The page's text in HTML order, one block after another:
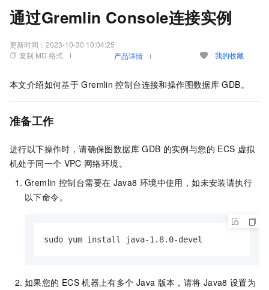
通过Gremlin Console连接实例
更新时间： 2023-10-30 10:04:25
复制 MD 格式
产品详情 我的收藏
本文介绍如何基于 Gremlin 控制台连接和操作图数据库 GDB。
准备工作
进行以下操作时，请确保图数据库 GDB 的实例与您的 ECS 虚拟
机处于同一个 VPC 网络环境。
Gremlin 控制台需要在 Java8 环境中使用，如未安装请执行
以下命令。
sudo yum install java-1.8.0-devel
如果您的 ECS 机器上有多个 Java 版本，请将 Java8 设置为